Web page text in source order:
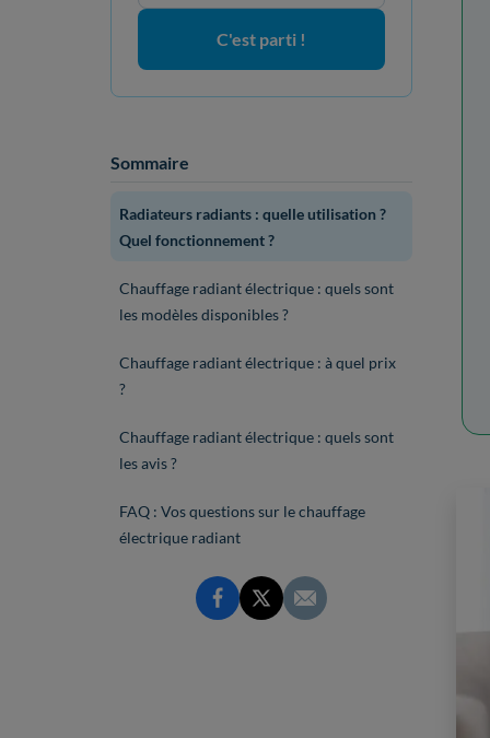
C'est parti !
Sommaire
Radiateurs radiants : quelle utilisation ?
Quel fonctionnement ?
Chauffage radiant électrique : quels sont
les modèles disponibles ?
Chauffage radiant électrique : à quel prix
?
Chauffage radiant électrique : quels sont
les avis ?
FAQ : Vos questions sur le chauffage
électrique radiant